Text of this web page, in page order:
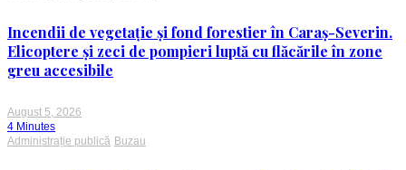
Incendii de vegetație și fond forestier în Caraș-Severin.
Elicoptere și zeci de pompieri luptă cu flăcările în zone
greu accesibile
August 5, 2026
4 Minutes
Administrație publică Buzau